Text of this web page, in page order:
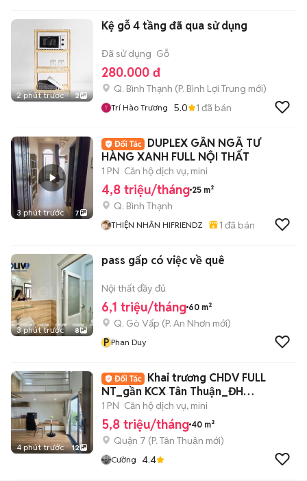
2 phút trước 2
Kệ gỗ 4 tầng đã qua sử dụng
Đã sử dụng Gỗ
280.000 đ
Q. Bình Thạnh (P. Bình Lợi Trung mới)
Trí Hào Trương 5.0 1 đã bán
3 phút trước 7
DUPLEX GẦN NGÃ TƯ
HÀNG XANH FULL NỘI THẤT
1 PN Căn hộ dịch vụ, mini
4,8 triệu/tháng 25 m²
Q. Bình Thạnh
THIỆN NHÂN HIFRIENDZ 1 đã bán
3 phút trước 8
pass gấp có việc về quê
Nội thất đầy đủ
6,1 triệu/tháng 60 m²
Q. Gò Vấp (P. An Nhơn mới)
P Phan Duy
4 phút trước 12
Khai trương CHDV FULL
NT_gần KCX Tân Thuận_ĐH
UFM_KDC Nam Long New100%
1 PN Căn hộ dịch vụ, mini
5,8 triệu/tháng 40 m²
Quận 7 (P. Tân Thuận mới)
Cường 4.4